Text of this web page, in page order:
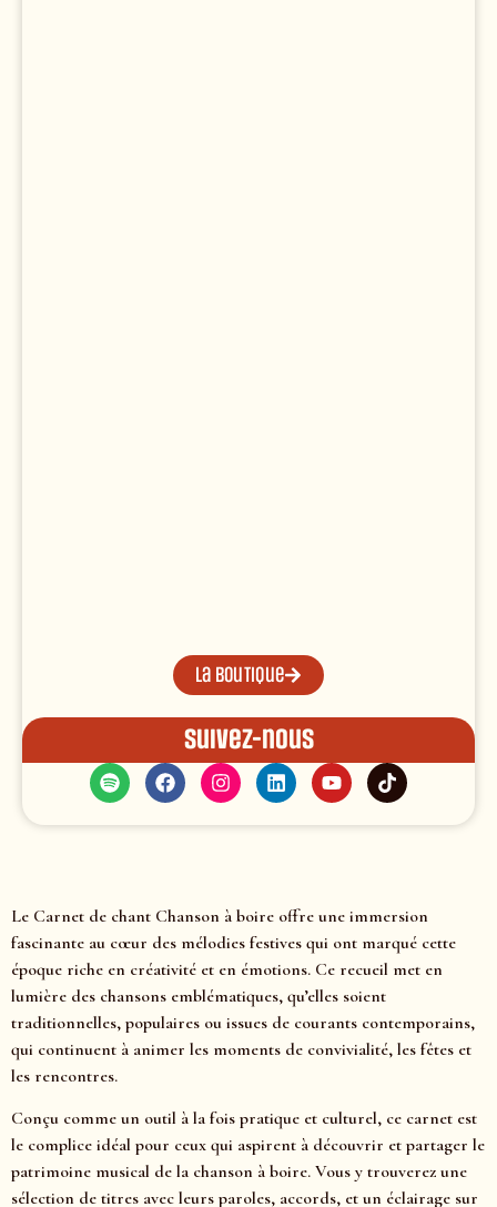
La boutique
Suivez-nous
Le Carnet de chant Chanson à boire offre une immersion
fascinante au cœur des mélodies festives qui ont marqué cette
époque riche en créativité et en émotions. Ce recueil met en
lumière des chansons emblématiques, qu’elles soient
traditionnelles, populaires ou issues de courants contemporains,
qui continuent à animer les moments de convivialité, les fêtes et
les rencontres.
Conçu comme un outil à la fois pratique et culturel, ce carnet est
le complice idéal pour ceux qui aspirent à découvrir et partager le
patrimoine musical de la chanson à boire. Vous y trouverez une
sélection de titres avec leurs paroles, accords, et un éclairage sur